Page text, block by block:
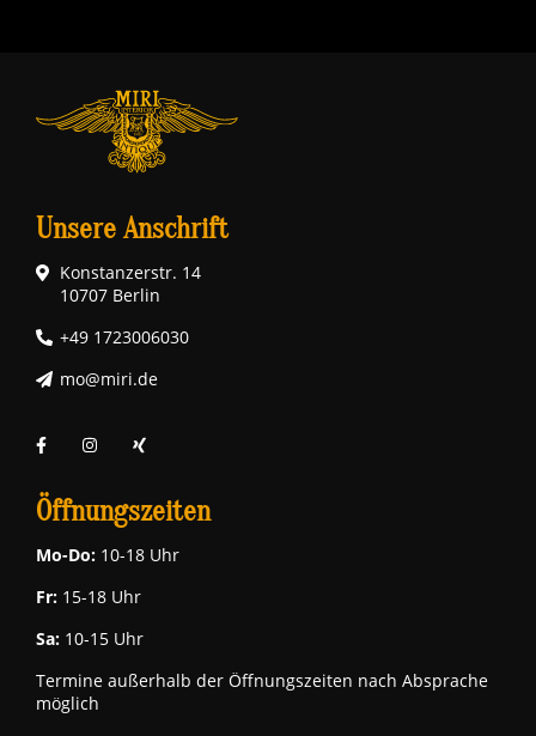
Unsere Anschrift
Konstanzerstr. 14
10707 Berlin
+49 1723006030
mo@miri.de
Öffnungszeiten
Mo-Do: 10-18 Uhr
Fr: 15-18 Uhr
Sa: 10-15 Uhr
Termine außerhalb der Öffnungszeiten nach Absprache
möglich